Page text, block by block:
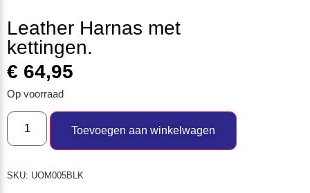
Leather Harnas met
kettingen.
€ 64,95
Op voorraad
Toevoegen aan winkelwagen
SKU: UOM005BLK